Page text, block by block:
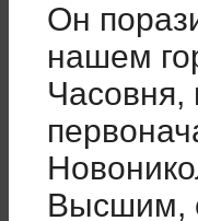
Он
нашем
Высшим,